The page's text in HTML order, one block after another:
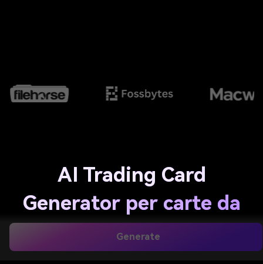
Generate
AI Trading Card
Generator per carte da
collezione